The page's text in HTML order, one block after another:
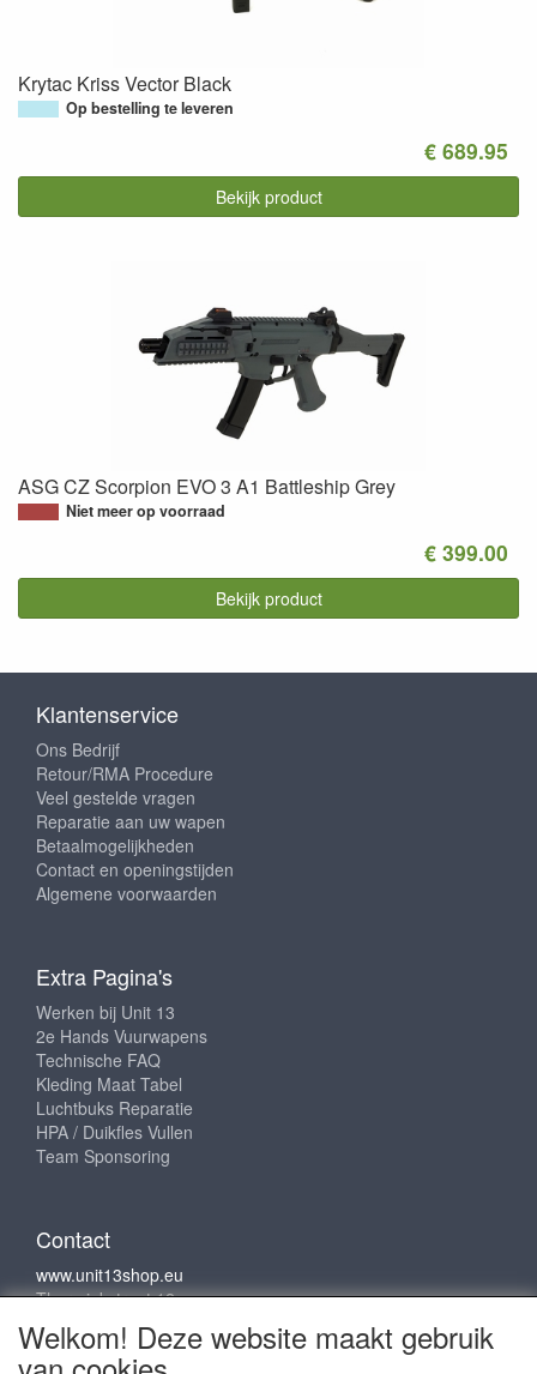
Krytac Kriss Vector Black
Op bestelling te leveren
€ 689.95
Bekijk product
ASG CZ Scorpion EVO 3 A1 Battleship Grey
Niet meer op voorraad
€ 399.00
Bekijk product
Klantenservice
Ons Bedrijf
Retour/RMA Procedure
Veel gestelde vragen
Reparatie aan uw wapen
Betaalmogelijkheden
Contact en openingstijden
Algemene voorwaarden
Extra Pagina's
Werken bij Unit 13
2e Hands Vuurwapens
Technische FAQ
Kleding Maat Tabel
Luchtbuks Reparatie
HPA / Duikfles Vullen
Team Sponsoring
Contact
www.unit13shop.eu
Thermiekstraat 12
6361 HB Nuth
info@unit13shop.eu
Welkom! Deze website maakt gebruik